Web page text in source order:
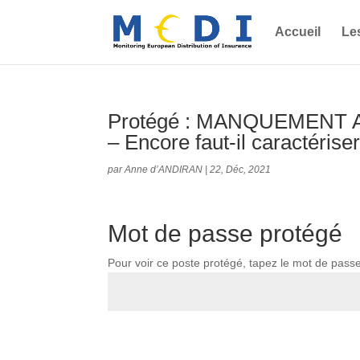
Accueil
Protégé : MANQUEMENT
– Encore faut-il
parAnne d’ANDIRAN |22, Déc, 2021
Mot de passe protégé
Pour voir ce poste protégé, tapez le mot de